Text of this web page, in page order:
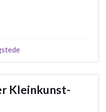
Kleinkunst-